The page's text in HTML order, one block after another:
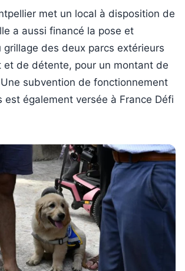
met un local à disposition de
a aussi financé la pose et
grillage des deux parcs extérieurs
et de détente, pour un montant de
subvention de fonctionnement
est également versée à France Défi